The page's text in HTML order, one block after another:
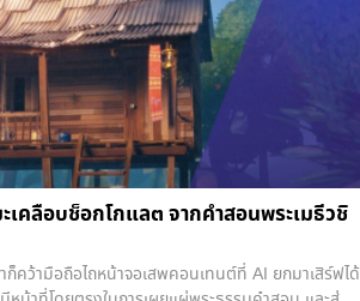
คลือบช็อกโกแลต จากคำสอนพระเมธีวชิ
คว้ามือถือไถหน้าจอเสพคอนเทนต์ที่ AI ยกมาเสิร์ฟได้